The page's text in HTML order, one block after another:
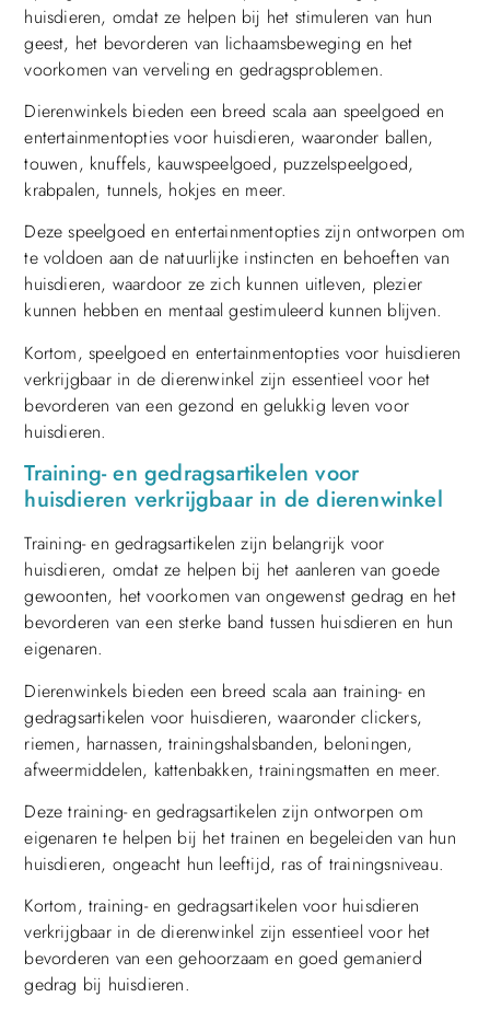
huisdieren, omdat ze helpen bij het stimuleren van hun
geest, het bevorderen van lichaamsbeweging en het
voorkomen van verveling en gedragsproblemen.
Dierenwinkels bieden een breed scala aan speelgoed en
entertainmentopties voor huisdieren, waaronder ballen,
touwen, knuffels, kauwspeelgoed, puzzelspeelgoed,
krabpalen, tunnels, hokjes en meer.
Deze speelgoed en entertainmentopties zijn ontworpen om
te voldoen aan de natuurlijke instincten en behoeften van
huisdieren, waardoor ze zich kunnen uitleven, plezier
kunnen hebben en mentaal gestimuleerd kunnen blijven.
Kortom, speelgoed en entertainmentopties voor huisdieren
verkrijgbaar in de dierenwinkel zijn essentieel voor het
bevorderen van een gezond en gelukkig leven voor
huisdieren.
Training- en gedragsartikelen voor
huisdieren verkrijgbaar in de dierenwinkel
Training- en gedragsartikelen zijn belangrijk voor
huisdieren, omdat ze helpen bij het aanleren van goede
gewoonten, het voorkomen van ongewenst gedrag en het
bevorderen van een sterke band tussen huisdieren en hun
eigenaren.
Dierenwinkels bieden een breed scala aan training- en
gedragsartikelen voor huisdieren, waaronder clickers,
riemen, harnassen, trainingshalsbanden, beloningen,
afweermiddelen, kattenbakken, trainingsmatten en meer.
Deze training- en gedragsartikelen zijn ontworpen om
eigenaren te helpen bij het trainen en begeleiden van hun
huisdieren, ongeacht hun leeftijd, ras of trainingsniveau.
Kortom, training- en gedragsartikelen voor huisdieren
verkrijgbaar in de dierenwinkel zijn essentieel voor het
bevorderen van een gehoorzaam en goed gemanierd
gedrag bij huisdieren.